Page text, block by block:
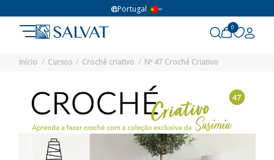
Portugal
0
Início Cursos Croché criativo Nº 47 Croché Criativo